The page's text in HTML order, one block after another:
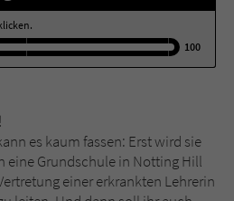
100
es kaum fassen: Erst wird sie
eine Grundschule in Notting Hill
einer erkrankten Lehrerin
Kommentare einzelner Buchtitel